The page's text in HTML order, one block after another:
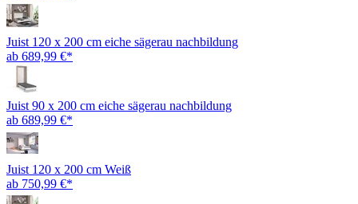
Juist 120 x 200 cm eiche sägerau nachbildung
ab 689,99 €*
Juist 90 x 200 cm eiche sägerau nachbildung
ab 689,99 €*
Juist 120 x 200 cm Weiß
ab 750,99 €*